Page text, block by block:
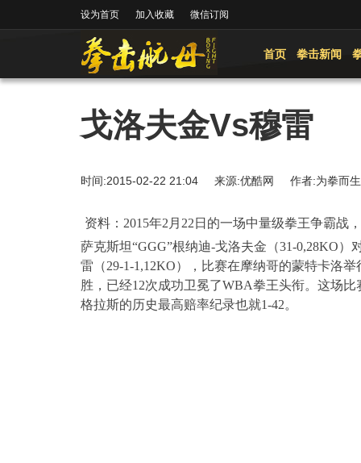
设为首页 加入收藏 微信订阅
首页 拳击新闻
戈洛夫金Vs穆雷
时间:2015-02-22 21:04 来源:优酷网 作者:为拳
资料： 2015年2 月 22 日 的一场中量级拳王争霸战
萨克斯坦“GGG”根纳迪-戈洛夫金（31-0,28KO）
雷（29-1-1 ,12KO），比赛在摩纳哥的蒙特卡洛
胜，已经12次成功卫冕了WBA拳王头衔。这场比
格拉斯的历史最高赔率纪录也就1-42。